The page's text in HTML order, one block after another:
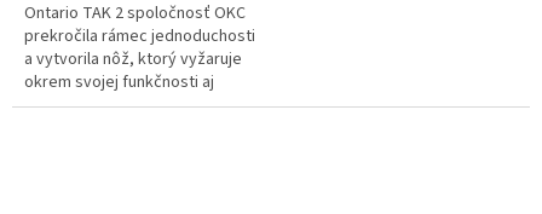
Ontario TAK 2 spoločnosť OKC
prekročila rámec jednoduchosti
a vytvorila nôž, ktorý vyžaruje
okrem svojej funkčnosti aj
pohodlie.